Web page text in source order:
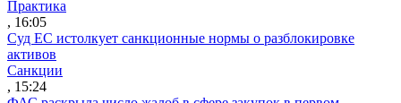
Практика
, 16:05
Суд ЕС истолкует санкционные нормы о разблокировке
активов
Санкции
, 15:24